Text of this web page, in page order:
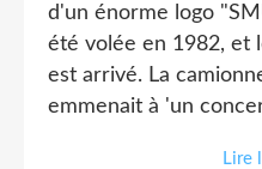
d'un énorme logo
été volée en 1982, et
est arrivé. La
emmenait à 'un
Lire